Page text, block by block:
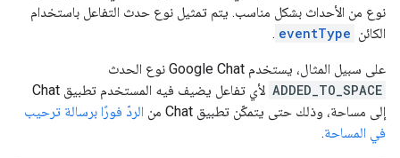
نوع من الأحداث بشكل مناسب. يتم تمثيل نوع حدث التفاعل باستخدام
الكائن eventType
.
على سبيل المثال، يستخدم Google Chat نوع الحدث
ADDED_TO_SPACE
لأي تفاعل يضيف فيه المستخدم تطبيق Chat
إلى مساحة، وذلك حتى يتمكّن تطبيق Chat من
الردّ فورًا برسالة ترحيب
في المساحة.